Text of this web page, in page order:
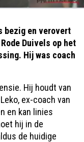
bezig en verovert
Duivels op het
Hij was coach
Hij houdt van
ex-coach van
en kan linies
hij in de
de huidige